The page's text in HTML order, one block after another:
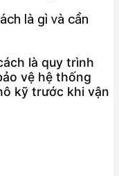
là gì và cần
là quy trình
vệ hệ thống
kỹ trước khi vận